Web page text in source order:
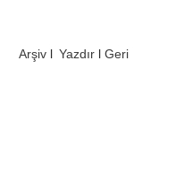
Arşiv l Yazdır l Geri